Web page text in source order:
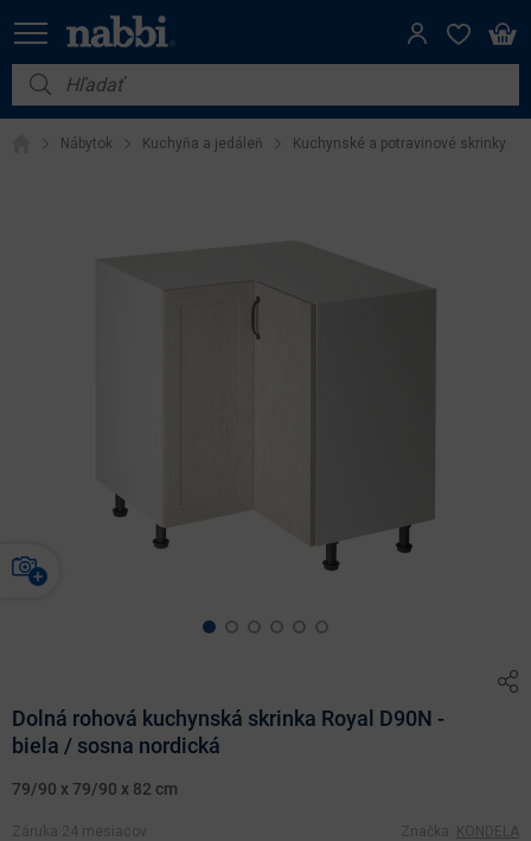
Nábytok
Vybavenie do domácnosti
Nábytok Kuchyňa a jedáleň Kuchynské a potravinové skrinky
Dolná rohová kuchynská skrinka Royal D90N -
biela / sosna nordická
79/90 x 79/90 x 82 cm
Záruka 24 mesiacov Značka: KONDELA